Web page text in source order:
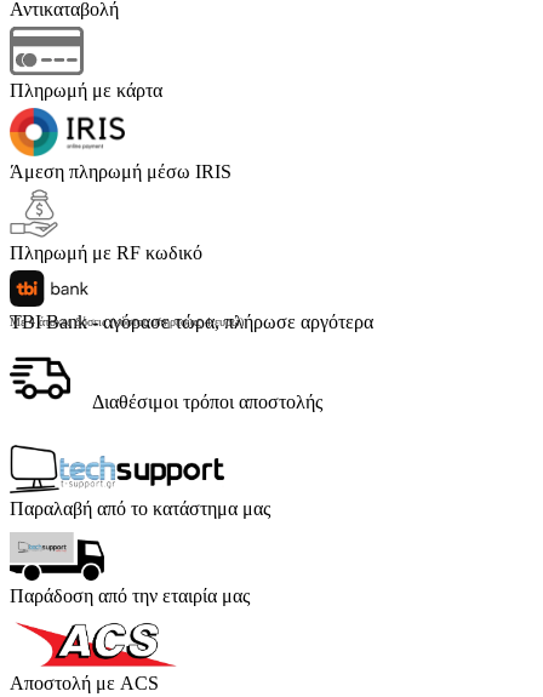
Αντικαταβολή
Πληρωμή με κάρτα
Άμεση πληρωμή μέσω IRIS
Πληρωμή με RF κωδικό
TBI Bank - αγόρασε τώρα, πλήρωσε αργότερα
Με 4 άτοκες δόσεις (κόστος υπηρεσίας 4 ευρώ)
Διαθέσιμοι τρόποι αποστολής
Παραλαβή από το κατάστημα μας
Παράδοση από την εταιρία μας
Αποστολή με ACS